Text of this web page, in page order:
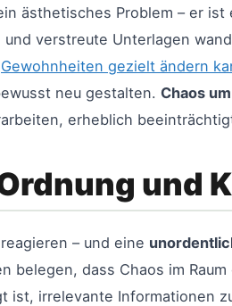
ästhetisches Problem – er
verstreute Unterlagen
Gewohnheiten gezielt ändern
neu gestalten. Chaos
erheblich
und
– und eine
belegen, dass Chaos im
irrelevante Informationen